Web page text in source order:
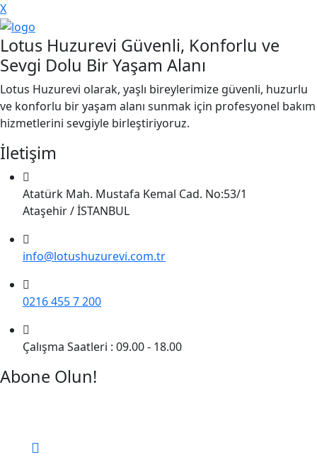
X
Lotus Huzurevi Güvenli, Konforlu ve
Sevgi Dolu Bir Yaşam Alanı
Lotus Huzurevi olarak, yaşlı bireylerimize güvenli, huzurlu
ve konforlu bir yaşam alanı sunmak için profesyonel bakım
hizmetlerini sevgiyle birleştiriyoruz.
İletişim
Atatürk Mah. Mustafa Kemal Cad. No:53/1
Ataşehir / İSTANBUL
info@lotushuzurevi.com.tr
0216 455 7 200
Çalışma Saatleri : 09.00 - 18.00
Abone Olun!